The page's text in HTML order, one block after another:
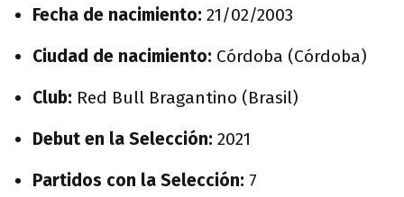
Fecha de nacimiento: 21/02/2003
Ciudad de nacimiento: Córdoba (Córdoba)
Club: Red Bull Bragantino (Brasil)
Debut en la Selección: 2021
Partidos con la Selección: 7